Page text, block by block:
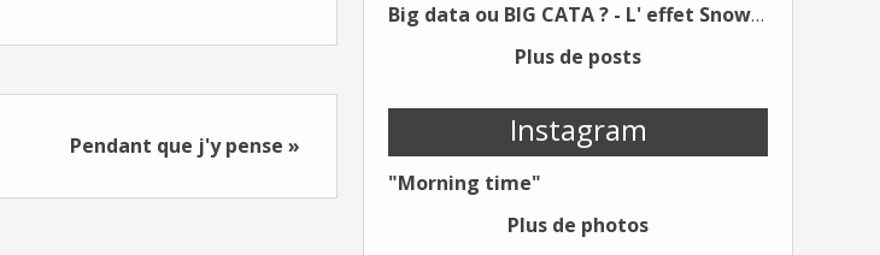
Big data ou BIG CATA ? - L' effet Snowden - Editions Kawa - Un Éditeur différent !
Plus de posts
Instagram
"Morning time"
Plus de photos
Pendant que j'y pense »